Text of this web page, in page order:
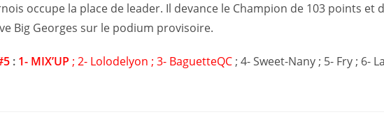
occupe la place de leader. Il devance le Champion de 103 points et
Big Georges sur le podium provisoire.
: 1- MIX’UP ; 2- Lolodelyon ; 3- BaguetteQC ; 4- Sweet-Nany ; 5- Fry ; 6-